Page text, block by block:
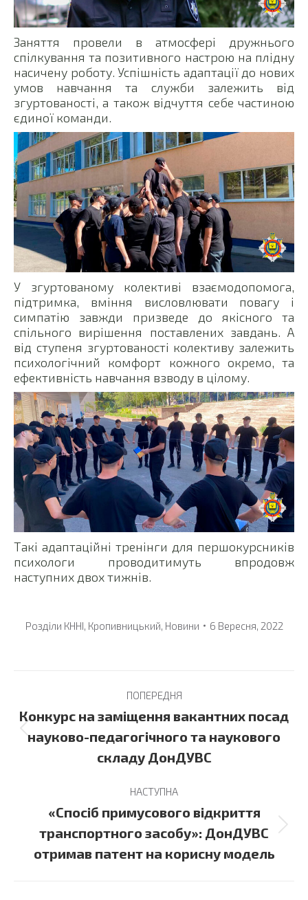
Заняття провели в атмосфері дружнього
спілкування та позитивного настрою на плідну
насичену роботу. Успішність адаптації до нових
умов навчання та служби залежить від
згуртованості, а також відчуття себе частиною
єдиної команди.
У згуртованому колективі взаємодопомога,
підтримка, вміння висловлювати повагу і
симпатію завжди призведе до якісного та
спільного вирішення поставлених завдань. А
від ступеня згуртованості колективу залежить
психологічний комфорт кожного окремо, та
ефективність навчання взводу в цілому.
Такі адаптаційні тренінги для першокурсників
психологи проводитимуть впродовж
наступних двох тижнів.
Розділи КННІ, Кропивницький, Новини 6 Вересня, 2022
navigation
ПОПЕРЕДНЯ
Previous
post:
Конкурс на заміщення вакантних посад
науково-педагогічного та наукового
складу ДонДУВС
НАСТУПНА
Next
«Спосіб примусового відкриття
транспортного засобу»: ДонДУВС
отримав патент на корисну модель